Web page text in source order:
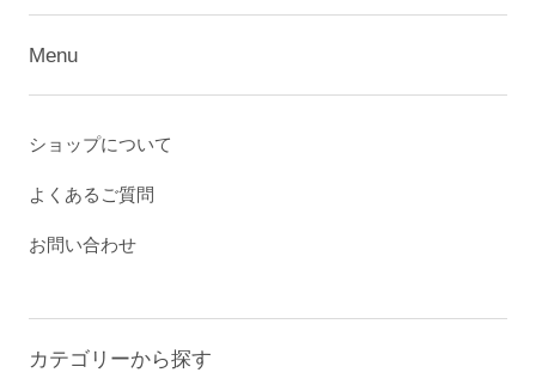
Menu
ショップについて
よくあるご質問
お問い合わせ
カテゴリーから探す